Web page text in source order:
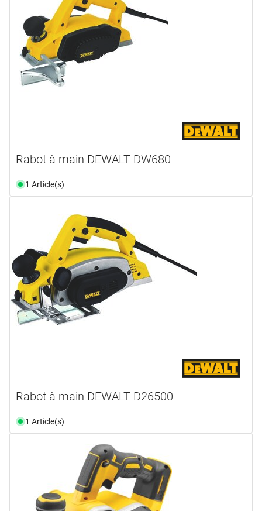
Rabot à main DEWALT DW680
1 Article(s)
Rabot à main DEWALT D26500
1 Article(s)